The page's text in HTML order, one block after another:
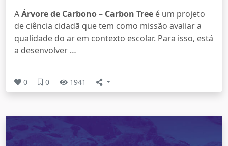
AÁrvore de Carbono – Carbon Tree é um projeto
de ciência cidadã que tem como missão avaliar a
qualidade do ar em contexto escolar. Para isso, está
a desenvolver …
0 0 1941